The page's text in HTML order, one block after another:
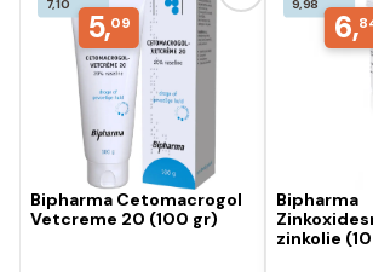
5,09
Bipharma Cetomacrogol
Vetcreme 20 (100 gr)
6,
Bipharma
zinkolie